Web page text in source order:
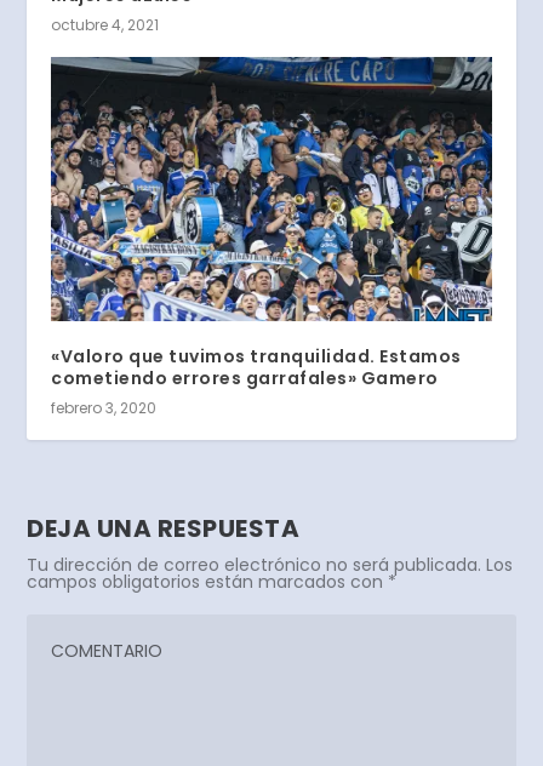
octubre 4, 2021
«Valoro que tuvimos tranquilidad. Estamos
cometiendo errores garrafales» Gamero
febrero 3, 2020
DEJA UNA RESPUESTA
Tu dirección de correo electrónico no será publicada. Los
campos obligatorios están marcados con *